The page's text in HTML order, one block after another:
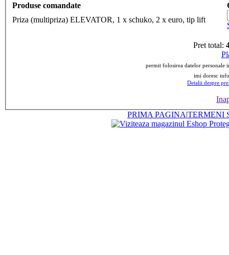
Produse comandate
Priza (multipriza) ELEVATOR, 1 x schuko, 2 x euro, tip lift
Pret total:
permit folosirea datelor personale
imi doresc
Detalii despre
PRIMA PAGINA|TERMENI